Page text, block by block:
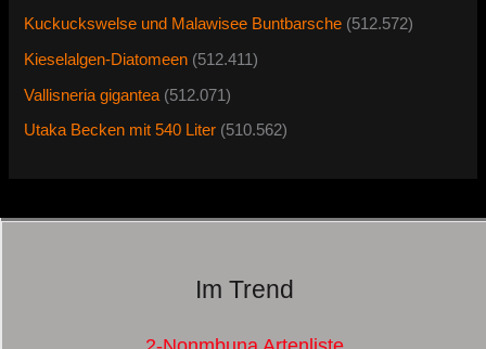
Kuckuckswelse und Malawisee Buntbarsche (512.572)
Kieselalgen-Diatomeen (512.411)
Vallisneria gigantea (512.071)
Utaka Becken mit 540 Liter (510.562)
Im Trend